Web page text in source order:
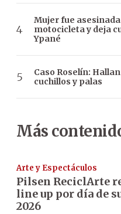
Mujer fue
motocicleta y deja
Ypané
Caso Roselín:
cuchillos y palas
Más
Arte y Espectáculos
Pilsen ReciclArte
line up por día de
2026